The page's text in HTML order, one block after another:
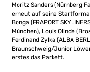
Moritz Sanders (Nürnberg
erneut auf seine
Bonga (FRAPORT
München), Louis Olinde
Ferdinand Zylka (ALBA
Braunschweig/Junior
erstes das Parkett.